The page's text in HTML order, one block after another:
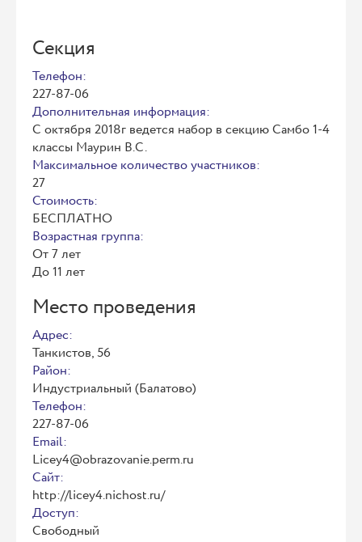
Секция
Телефон:
227-87-06
Дополнительная информация:
С октября 2018г ведется набор в секцию Самбо 1-4
классы Маурин В.С.
Максимальное количество участников:
27
Стоимость:
БЕСПЛАТНО
Возрастная группа:
От 7 лет
До 11 лет
Место проведения
Адрес:
Танкистов, 56
Район:
Индустриальный (Балатово)
Телефон:
227-87-06
Email:
Licey4@obrazovanie.perm.ru
Сайт:
http://licey4.nichost.ru/
Доступ:
Свободный